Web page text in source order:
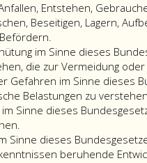
oder
oder
nach
der
Entstehen,
Beseitigen, Lagern,
im Sinne dieses
die zur Vermeidung
Gefahren im Sinne dieses
Belastungen zu
Sinne dieses
Sinne dieses
beruhende